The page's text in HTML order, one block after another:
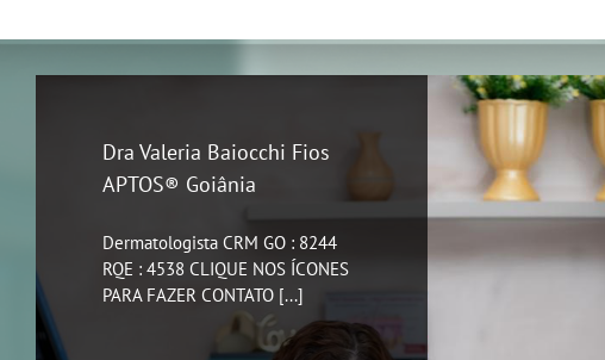
Dra Valeria Baiocchi Fios
APTOS® Goiânia
Dermatologista CRM GO : 8244
RQE : 4538 CLIQUE NOS ÍCONES
PARA FAZER CONTATO [...]